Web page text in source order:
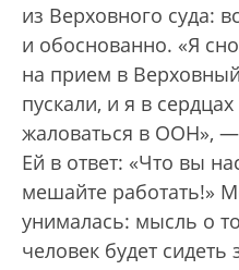
из Верховного суда:
и обоснованно. «Я
на прием в
пускали, и я в сердцах
жаловаться в ООН», —
Ей в ответ: «Что вы
мешайте работать!»
унималась: мысль о
человек будет сидеть